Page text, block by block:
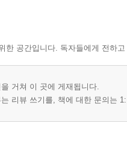
한 공간입니다. 독자들에게 전하
거쳐 이 곳에 게재됩니다.
리뷰 쓰기를, 책에 대한 문의는